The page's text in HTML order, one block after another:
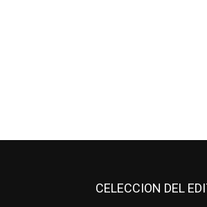
CELECCION DEL